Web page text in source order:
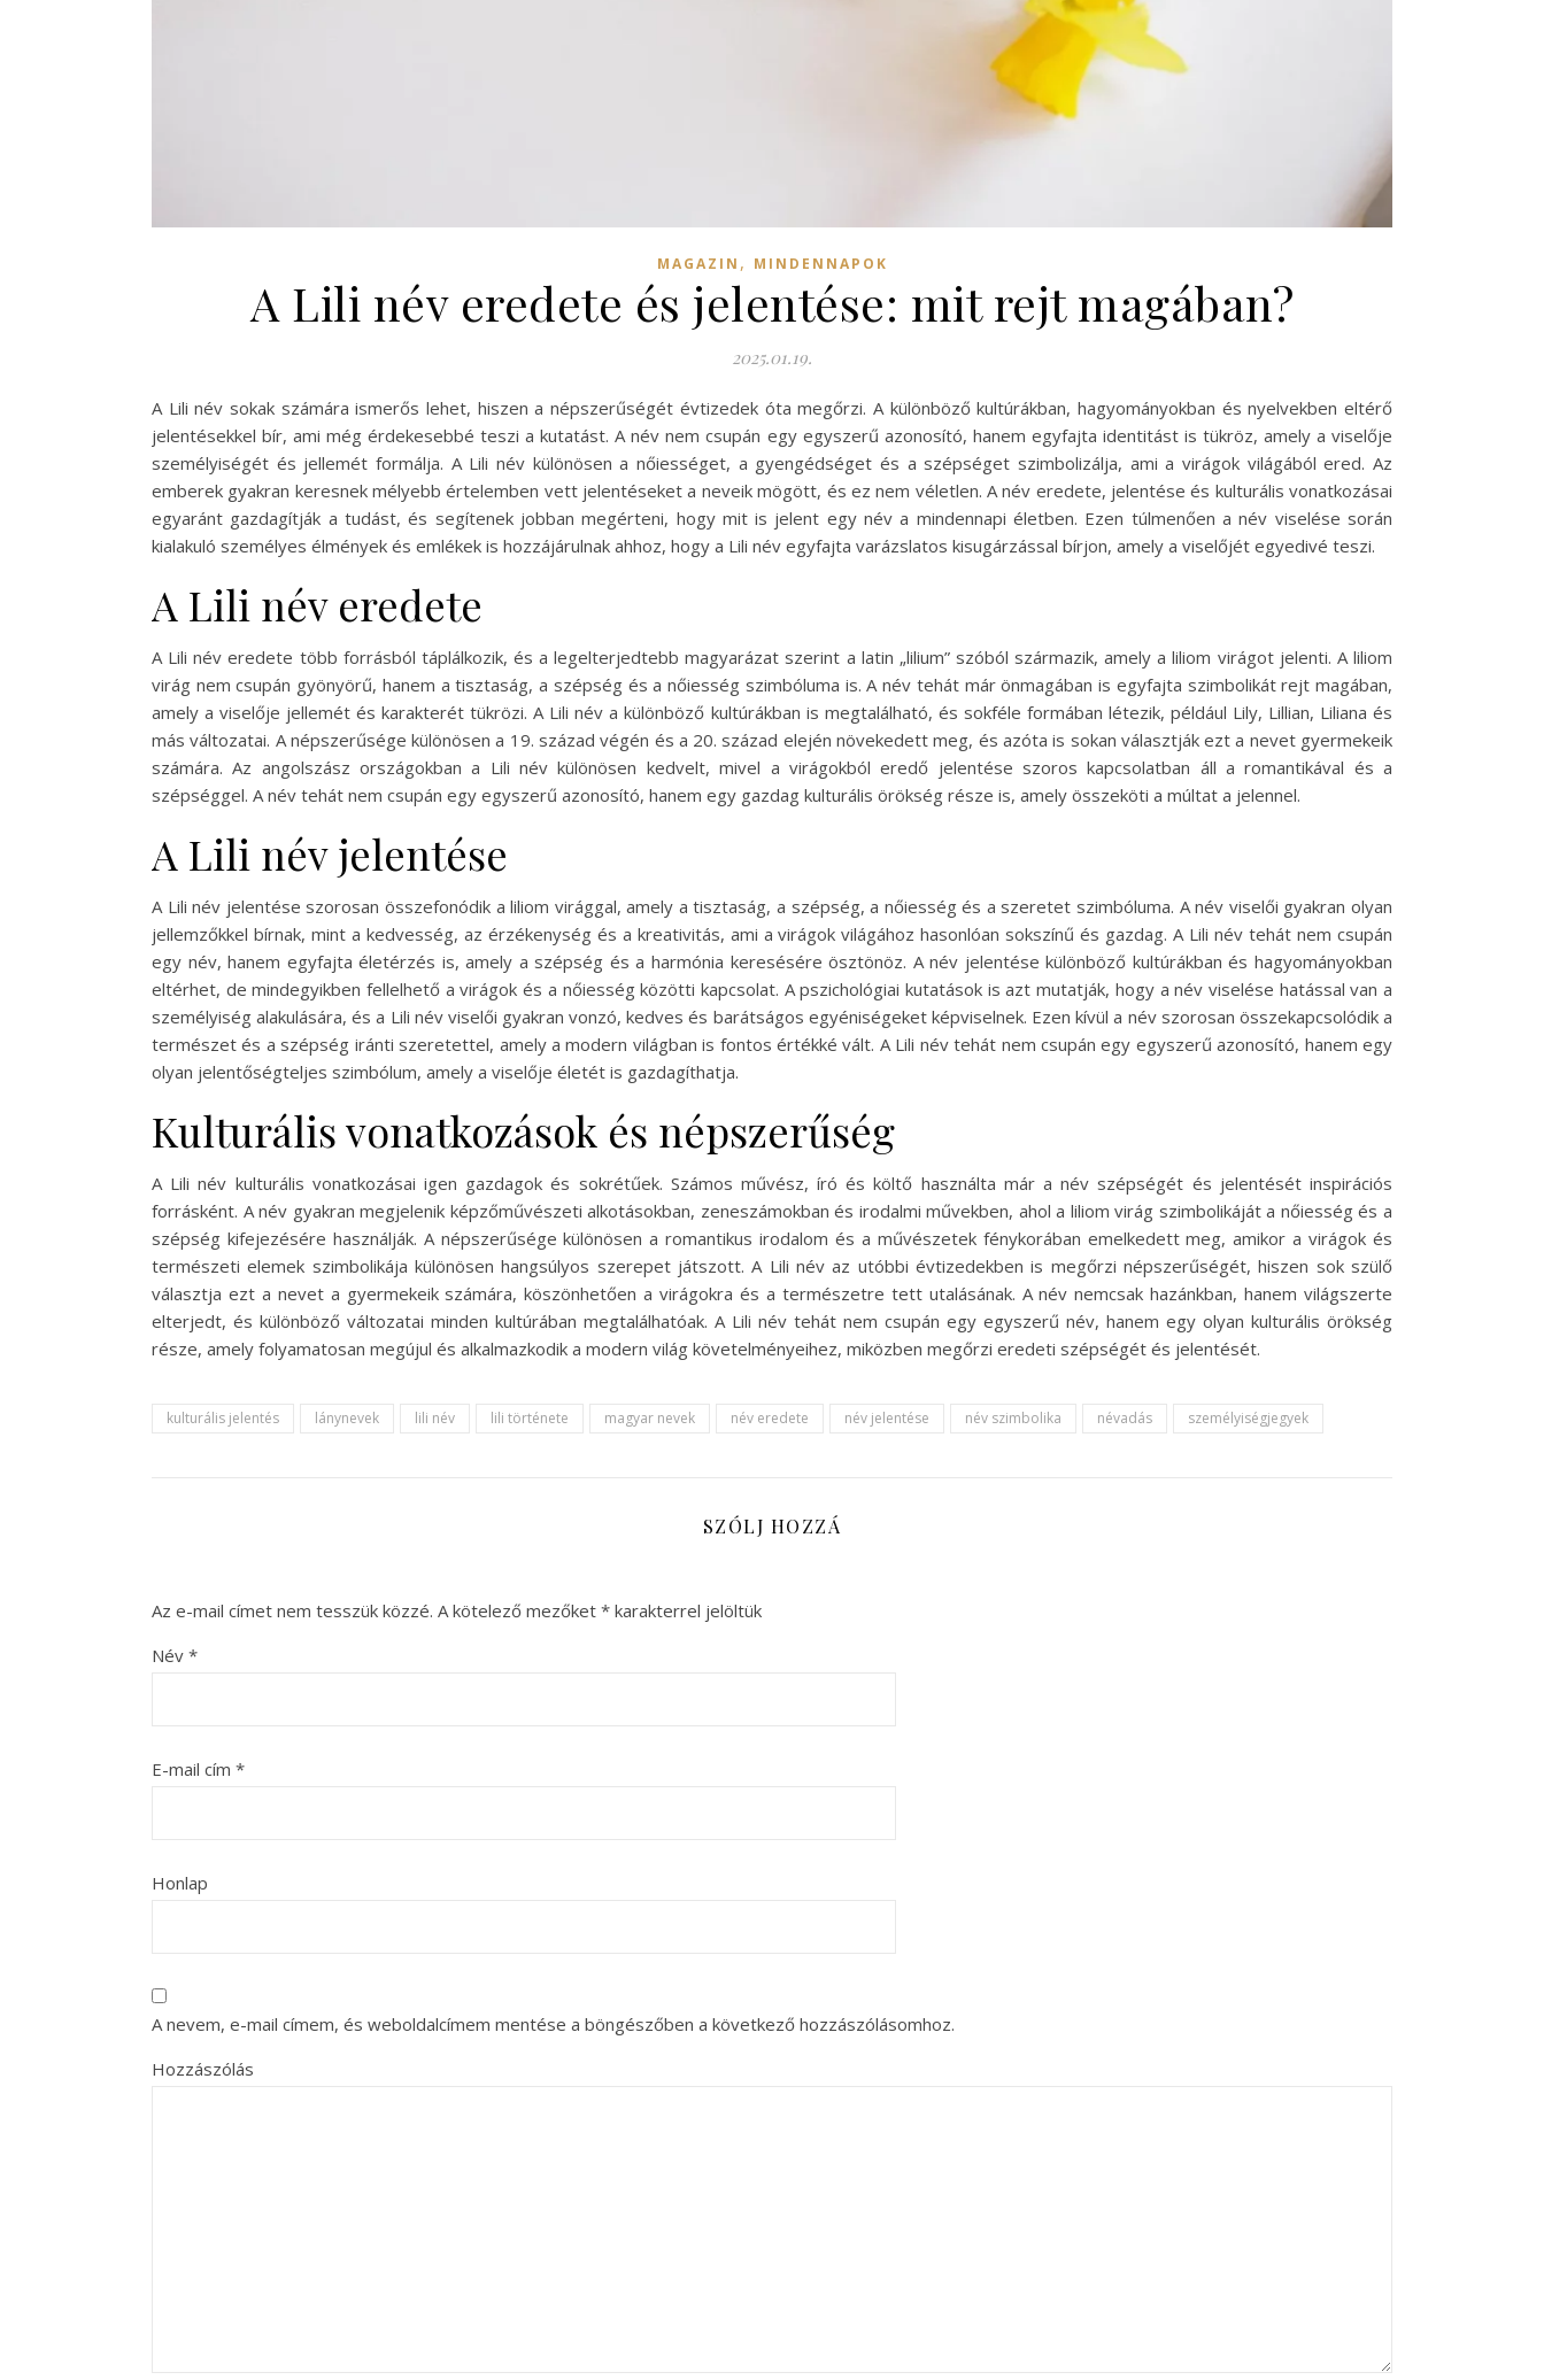
MAGAZIN , MINDENNAPOK
A Lili név eredete és jelentése: mit rejt magában?
2025.01.19.
A Lili név sokak számára ismerős lehet, hiszen a népszerűségét évtizedek óta megőrzi. A különböző kultúrákban, hagyományokban és nyelvekben eltérő
jelentésekkel bír, ami még érdekesebbé teszi a kutatást. A név nem csupán egy egyszerű azonosító, hanem egyfajta identitást is tükröz, amely a viselője
személyiségét és jellemét formálja. A Lili név különösen a nőiességet, a gyengédséget és a szépséget szimbolizálja, ami a virágok világából ered. Az
emberek gyakran keresnek mélyebb értelemben vett jelentéseket a neveik mögött, és ez nem véletlen. A név eredete, jelentése és kulturális vonatkozásai
egyaránt gazdagítják a tudást, és segítenek jobban megérteni, hogy mit is jelent egy név a mindennapi életben. Ezen túlmenően a név viselése során
kialakuló személyes élmények és emlékek is hozzájárulnak ahhoz, hogy a Lili név egyfajta varázslatos kisugárzással bírjon, amely a viselőjét egyedivé teszi.
A Lili név eredete
A Lili név eredete több forrásból táplálkozik, és a legelterjedtebb magyarázat szerint a latin „lilium” szóból származik, amely a liliom virágot jelenti. A liliom
virág nem csupán gyönyörű, hanem a tisztaság, a szépség és a nőiesség szimbóluma is. A név tehát már önmagában is egyfajta szimbolikát rejt magában,
amely a viselője jellemét és karakterét tükrözi. A Lili név a különböző kultúrákban is megtalálható, és sokféle formában létezik, például Lily, Lillian, Liliana és
más változatai. A népszerűsége különösen a 19. század végén és a 20. század elején növekedett meg, és azóta is sokan választják ezt a nevet gyermekeik
számára. Az angolszász országokban a Lili név különösen kedvelt, mivel a virágokból eredő jelentése szoros kapcsolatban áll a romantikával és a
szépséggel. A név tehát nem csupán egy egyszerű azonosító, hanem egy gazdag kulturális örökség része is, amely összeköti a múltat a jelennel.
A Lili név jelentése
A Lili név jelentése szorosan összefonódik a liliom virággal, amely a tisztaság, a szépség, a nőiesség és a szeretet szimbóluma. A név viselői gyakran olyan
jellemzőkkel bírnak, mint a kedvesség, az érzékenység és a kreativitás, ami a virágok világához hasonlóan sokszínű és gazdag. A Lili név tehát nem csupán
egy név, hanem egyfajta életérzés is, amely a szépség és a harmónia keresésére ösztönöz. A név jelentése különböző kultúrákban és hagyományokban
eltérhet, de mindegyikben fellelhető a virágok és a nőiesség közötti kapcsolat. A pszichológiai kutatások is azt mutatják, hogy a név viselése hatással van a
személyiség alakulására, és a Lili név viselői gyakran vonzó, kedves és barátságos egyéniségeket képviselnek. Ezen kívül a név szorosan összekapcsolódik a
természet és a szépség iránti szeretettel, amely a modern világban is fontos értékké vált. A Lili név tehát nem csupán egy egyszerű azonosító, hanem egy
olyan jelentőségteljes szimbólum, amely a viselője életét is gazdagíthatja.
Kulturális vonatkozások és népszerűség
A Lili név kulturális vonatkozásai igen gazdagok és sokrétűek. Számos művész, író és költő használta már a név szépségét és jelentését inspirációs
forrásként. A név gyakran megjelenik képzőművészeti alkotásokban, zeneszámokban és irodalmi művekben, ahol a liliom virág szimbolikáját a nőiesség és a
szépség kifejezésére használják. A népszerűsége különösen a romantikus irodalom és a művészetek fénykorában emelkedett meg, amikor a virágok és
természeti elemek szimbolikája különösen hangsúlyos szerepet játszott. A Lili név az utóbbi évtizedekben is megőrzi népszerűségét, hiszen sok szülő
választja ezt a nevet a gyermekeik számára, köszönhetően a virágokra és a természetre tett utalásának. A név nemcsak hazánkban, hanem világszerte
elterjedt, és különböző változatai minden kultúrában megtalálhatóak. A Lili név tehát nem csupán egy egyszerű név, hanem egy olyan kulturális örökség
része, amely folyamatosan megújul és alkalmazkodik a modern világ követelményeihez, miközben megőrzi eredeti szépségét és jelentését.
kulturális jelentés lánynevek lili név lili története magyar nevek név eredete név jelentése név szimbolika névadás személyiségjegyek
SZÓLJ HOZZÁ
Az e-mail címet nem tesszük közzé. A kötelező mezőket * karakterrel jelöltük
Név *
E-mail cím *
Honlap
A nevem, e-mail címem, és weboldalcímem mentése a böngészőben a következő hozzászólásomhoz.
Hozzászólás